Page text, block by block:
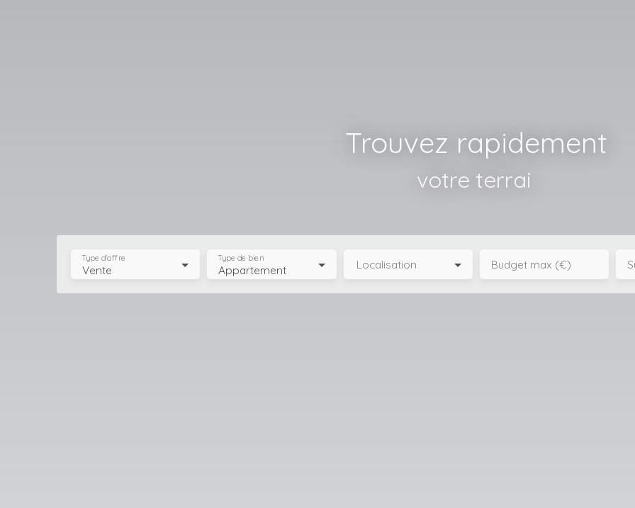
Trouvez rapidement
votre terrain
Vente
Type d'offre
Appartement
Type de bien Localisation Budget max (€)